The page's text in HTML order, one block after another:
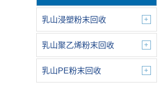
乳山浸塑粉末回收
乳山聚乙烯粉末回收
乳山PE粉末回收